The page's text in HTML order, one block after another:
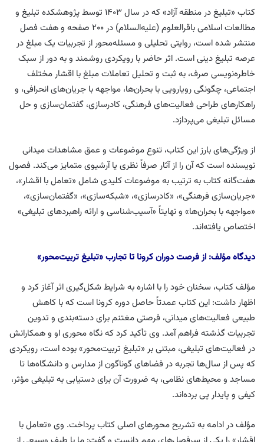
کتاب «تبلیغ در منطقه آزاد» که در سال ۱۴۰۳ توسط پژوهشکده تبلیغ و
مطالعات اسلامی باقرالعلوم (علیه‌السلام) در ۲۰۰ صفحه و هفت فصل
منتشر شده است، روایتی تحلیلی و مسئله‌محور از تجربیات یک مبلغ در
عرصه تبلیغ دینی است. اثر حاضر با رویکردی روشمند و به دور از سبک
خاطره‌نویسی صرف، به ثبت و تحلیل تعاملات مبلغ با اقشار مختلف
اجتماعی، چگونگی رویارویی با بحران‌ها، مواجهه با جریان‌های انحرافی، و
راهکارهای طراحی فعالیت‌های فرهنگی، کادرسازی، گفتمان‌سازی و حل
مسائل تبلیغی می‌پردازد.
از ویژگی‌های بارز این کتاب، تنوع موضوعات و عمق مشاهدات میدانی
نویسنده است که آن را از آثار صرفاً نظری یا آرشیوی متمایز می‌کند. فصول
هفت‌گانه کتاب به ترتیب به موضوعات کلیدی شامل «تعامل با اقشار»،
«جریان‌سازی فرهنگی»، «کادرسازی»، «شبکه‌سازی»، «گفتمان‌سازی»،
«مواجهه با بحران‌ها» و نهایتاً «آسیب‌شناسی و ارائه راهبردهای تبلیغی»
اختصاص یافته‌اند.
دیدگاه مؤلف: از فرصت دوران کرونا تا تجارب «تبلیغ تربیت‌محور»
مؤلف کتاب، سخنان خود را با اشاره به شرایط شکل‌گیری اثر آغاز کرد و
اظهار داشت: این کتاب عمدتاً حاصل دوره کرونا است که با کاهش
طبیعی فعالیت‌های میدانی، فرصتی مغتنم برای دسته‌بندی و تدوین
تجربیات گذشته فراهم آمد. وی تأکید کرد که نگاه محوری او و همکارانش
در فعالیت‌های تبلیغی، مبتنی بر «تبلیغ تربیت‌محور» بوده است، رویکردی
که پس از سال‌ها تجربه در فضاهای گوناگون از مدارس و دانشگاه‌ها تا
مساجد و محیط‌های نظامی، به ضرورت آن برای دستیابی به تبلیغی مؤثر،
کیفی و پایدار پی برده‌اند.
مؤلف در ادامه به تشریح محورهای اصلی کتاب پرداخت. وی «تعامل با